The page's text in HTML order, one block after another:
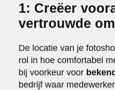
1: Creëer
vertrouwde
De locatie van je
rol in hoe comfortabel
bij voorkeur voor
bedrijf waar